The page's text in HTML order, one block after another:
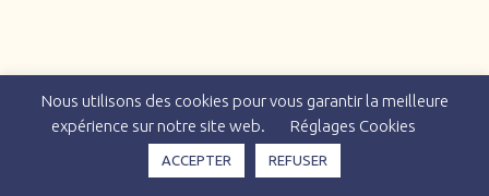
Nous utilisons des cookies pour vous garantir la meilleure
expérience sur notre site web.
Réglages Cookies
ACCEPTER REFUSER